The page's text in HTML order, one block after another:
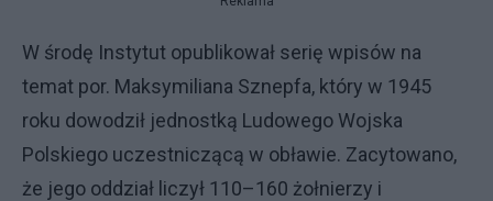
W środę Instytut opublikował serię wpisów na
temat por. Maksymiliana Sznepfa, który w 1945
roku dowodził jednostką Ludowego Wojska
Polskiego uczestniczącą w obławie. Zacytowano,
że jego oddział liczył 110–160 żołnierzy i